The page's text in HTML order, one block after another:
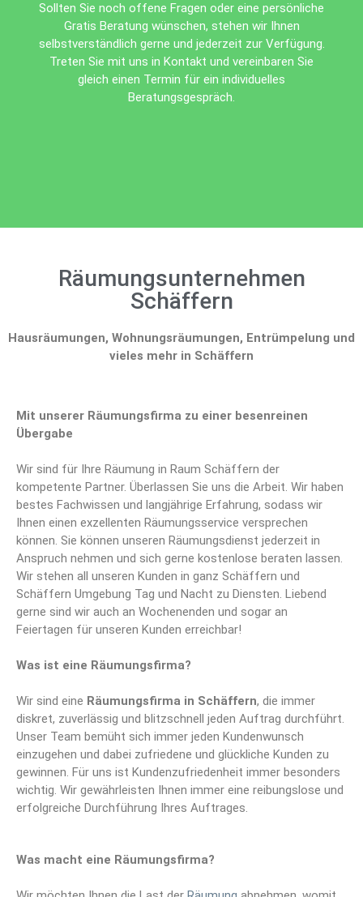
Sollten Sie noch offene Fragen oder eine persönliche
Gratis Beratung wünschen, stehen wir Ihnen
selbstverständlich gerne und jederzeit zur Verfügung.
Treten Sie mit uns in Kontakt und vereinbaren Sie
gleich einen Termin für ein individuelles
Beratungsgespräch.
Räumungsunternehmen
Schäffern
Hausräumungen, Wohnungsräumungen, Entrümpelung und
vieles mehr in Schäffern
Mit unserer Räumungsfirma zu einer besenreinen
Übergabe
Wir sind für Ihre Räumung in Raum Schäffern der
kompetente Partner. Überlassen Sie uns die Arbeit. Wir haben
bestes Fachwissen und langjährige Erfahrung, sodass wir
Ihnen einen exzellenten Räumungsservice versprechen
können. Sie können unseren Räumungsdienst jederzeit in
Anspruch nehmen und sich gerne kostenlose beraten lassen.
Wir stehen all unseren Kunden in ganz Schäffern und
Schäffern Umgebung Tag und Nacht zu Diensten. Liebend
gerne sind wir auch an Wochenenden und sogar an
Feiertagen für unseren Kunden erreichbar!
Was ist eine Räumungsfirma?
Wir sind eine Räumungsfirma in Schäffern, die immer
diskret, zuverlässig und blitzschnell jeden Auftrag durchführt.
Unser Team bemüht sich immer jeden Kundenwunsch
einzugehen und dabei zufriedene und glückliche Kunden zu
gewinnen. Für uns ist Kundenzufriedenheit immer besonders
wichtig. Wir gewährleisten Ihnen immer eine reibungslose und
erfolgreiche Durchführung Ihres Auftrages.
Was macht eine Räumungsfirma?